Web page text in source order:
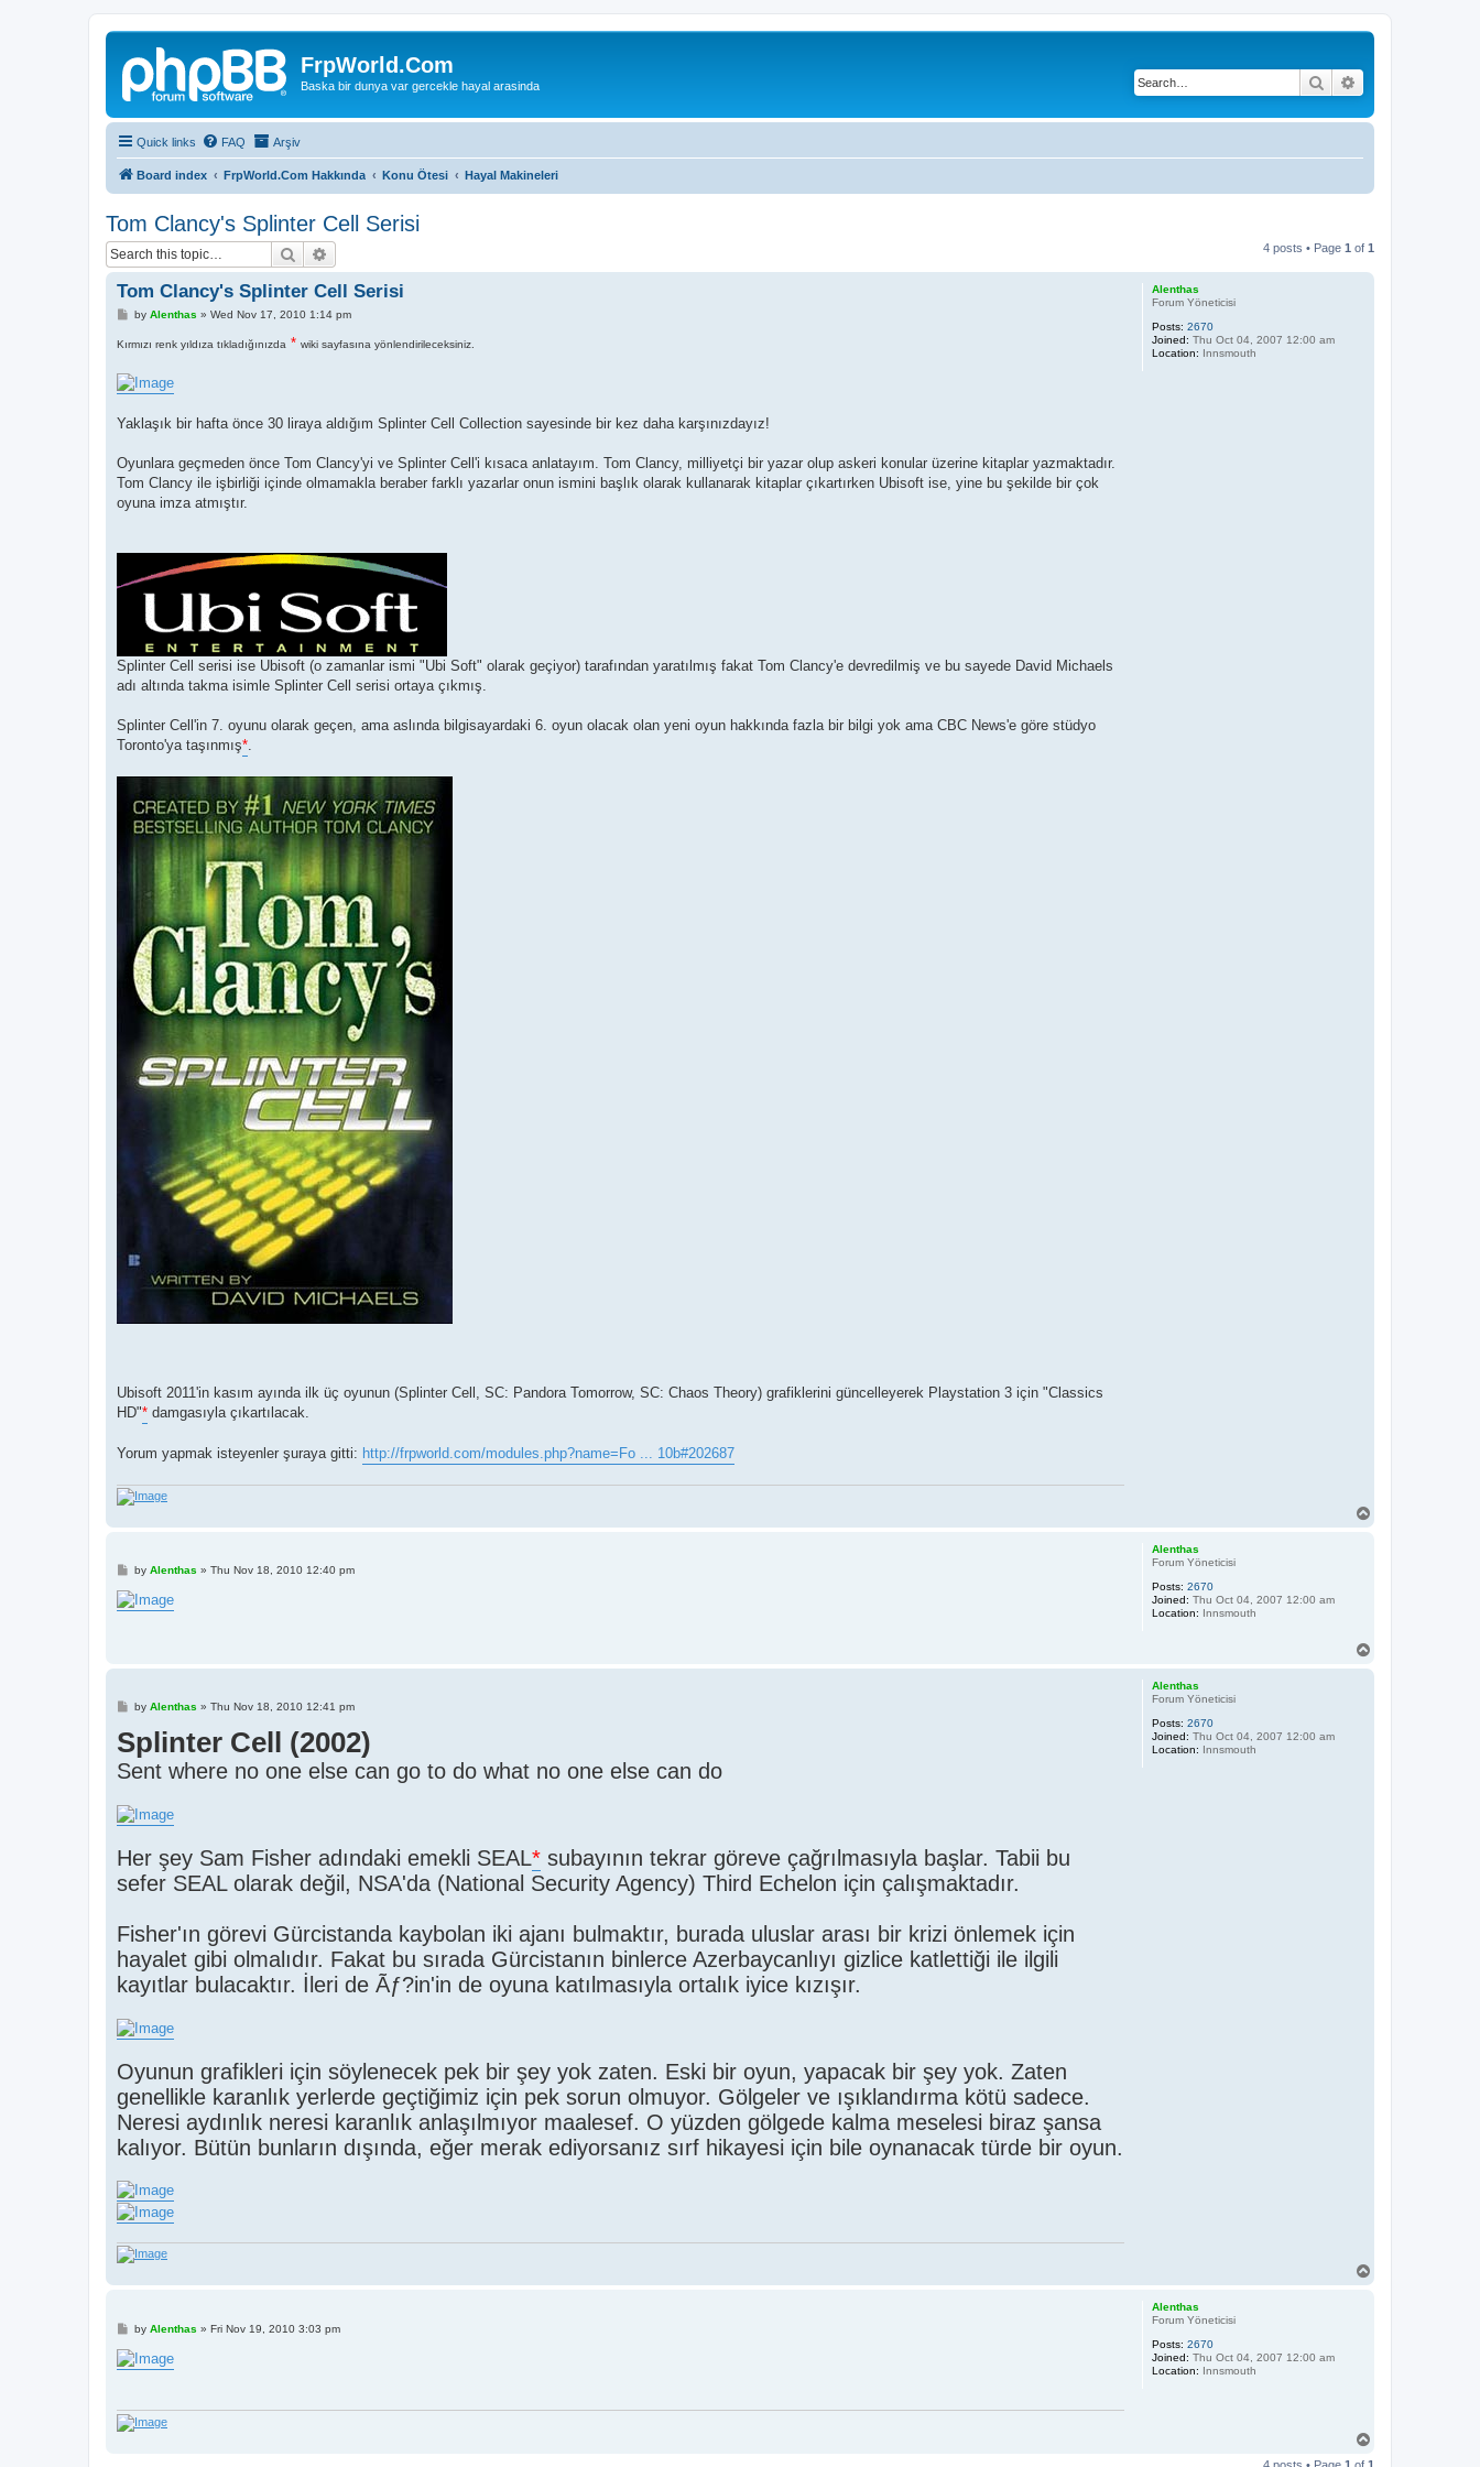
FrpWorld.Com
Baska bir dunya var gercekle hayal arasinda Search
Quick links FAQ Arşiv
Board index FrpWorld.Com Hakkında Konu Ötesi Hayal Makineleri
Tom Clancy's Splinter Cell Serisi
Search 4 posts • Page 1 of 1
Alenthas
Forum Yöneticisi
Posts: 2670
Joined: Thu Oct 04, 2007 12:00 am
Location: Innsmouth
Tom Clancy's Splinter Cell Serisi
Pby Alenthas » Wed Nov 17, 2010 1:14 pm
Kırmızı renk yıldıza tıkladığınızda * wiki sayfasına yönlendirileceksiniz.
Yaklaşık bir hafta önce 30 liraya aldığım Splinter Cell Collection sayesinde bir kez daha karşınızdayız!
Oyunlara geçmeden önce Tom Clancy'yi ve Splinter Cell'i kısaca anlatayım. Tom Clancy, milliyetçi bir yazar olup askeri konular üzerine kitaplar yazmaktadır.
Tom Clancy ile işbirliği içinde olmamakla beraber farklı yazarlar onun ismini başlık olarak kullanarak kitaplar çıkartırken Ubisoft ise, yine bu şekilde bir çok
oyuna imza atmıştır.
Splinter Cell serisi ise Ubisoft (o zamanlar ismi "Ubi Soft" olarak geçiyor) tarafından yaratılmış fakat Tom Clancy'e devredilmiş ve bu sayede David Michaels
adı altında takma isimle Splinter Cell serisi ortaya çıkmış.
Splinter Cell'in 7. oyunu olarak geçen, ama aslında bilgisayardaki 6. oyun olacak olan yeni oyun hakkında fazla bir bilgi yok ama CBC News'e göre stüdyo
Toronto'ya taşınmış*.
Ubisoft 2011'in kasım ayında ilk üç oyunun (Splinter Cell, SC: Pandora Tomorrow, SC: Chaos Theory) grafiklerini güncelleyerek Playstation 3 için "Classics
HD"* damgasıyla çıkartılacak.
Yorum yapmak isteyenler şuraya gitti: http://frpworld.com/modules.php?name=Fo ... 10b#202687
Alenthas
Forum Yöneticisi
Posts: 2670
Joined: Thu Oct 04, 2007 12:00 am
Location: Innsmouth
P
s
t
by Alenthas » Thu Nov 18, 2010 12:40 pm
Alenthas
Forum Yöneticisi
Posts: 2670
Joined: Thu Oct 04, 2007 12:00 am
Location: Innsmouth
P
s
t
by Alenthas » Thu Nov 18, 2010 12:41 pm
Splinter Cell (2002)
Sent where no one else can go to do what no one else can do
Her şey Sam Fisher adındaki emekli SEAL* subayının tekrar göreve çağrılmasıyla başlar. Tabii bu
sefer SEAL olarak değil, NSA'da (National Security Agency) Third Echelon için çalışmaktadır.
Fisher'ın görevi Gürcistanda kaybolan iki ajanı bulmaktır, burada uluslar arası bir krizi önlemek için
hayalet gibi olmalıdır. Fakat bu sırada Gürcistanın binlerce Azerbaycanlıyı gizlice katlettiği ile ilgili
kayıtlar bulacaktır. İleri de Ãƒ?in'in de oyuna katılmasıyla ortalık iyice kızışır.
Oyunun grafikleri için söylenecek pek bir şey yok zaten. Eski bir oyun, yapacak bir şey yok. Zaten
genellikle karanlık yerlerde geçtiğimiz için pek sorun olmuyor. Gölgeler ve ışıklandırma kötü sadece.
Neresi aydınlık neresi karanlık anlaşılmıyor maalesef. O yüzden gölgede kalma meselesi biraz şansa
kalıyor. Bütün bunların dışında, eğer merak ediyorsanız sırf hikayesi için bile oynanacak türde bir oyun.
Alenthas
Forum Yöneticisi
Posts: 2670
Joined: Thu Oct 04, 2007 12:00 am
Location: Innsmouth
P
s
t
by Alenthas » Fri Nov 19, 2010 3:03 pm